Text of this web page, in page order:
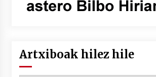
Artxiboak hilez hile